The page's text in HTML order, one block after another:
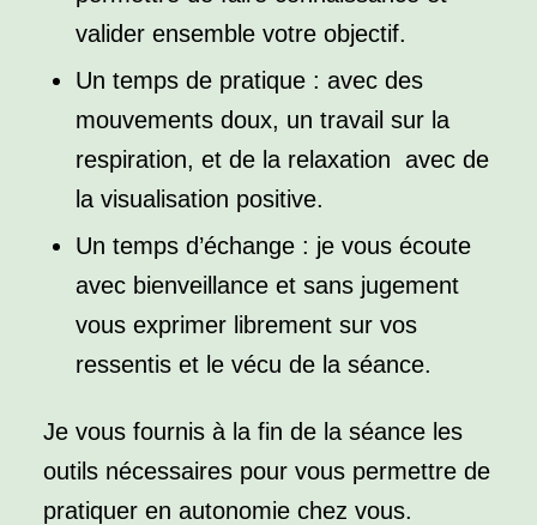
valider ensemble votre objectif.
Un temps de pratique : avec des
mouvements doux, un travail sur la
respiration, et de la relaxation avec de
la visualisation positive.
Un temps d’échange : je vous écoute
avec bienveillance et sans jugement
vous exprimer librement sur vos
ressentis et le vécu de la séance.
Je vous fournis à la fin de la séance les
outils nécessaires pour vous permettre de
pratiquer en autonomie chez vous.